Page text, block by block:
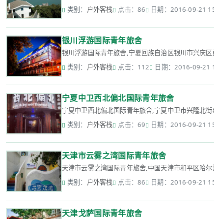
类别： 户外客栈 点击：86 日期：2016-09-21
银川浮游国际青年旅舍
银川浮游国际青年旅舍,宁夏回族自治区银川市兴庆区
类别： 户外客栈 点击：112 日期：2016-09-21
宁夏中卫西北偏北国际青年旅舍
宁夏中卫西北偏北国际青年旅舍,宁夏中卫市兴隆北街
类别： 户外客栈 点击：69 日期：2016-09-21
天津市云雾之湾国际青年旅舍
天津市云雾之湾国际青年旅舍,中国天津市和平区哈尔
类别： 户外客栈 点击：86 日期：2016-09-21
天津戈萨国际青年旅舍